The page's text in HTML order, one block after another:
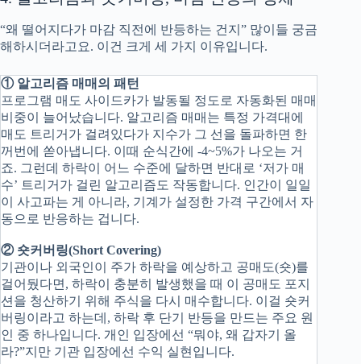
“왜 떨어지다가 마감 직전에 반등하는 건지” 많이들 궁금
해하시더라고요. 이건 크게 세 가지 이유입니다.
① 알고리즘 매매의 패턴
프로그램 매도 사이드카가 발동될 정도로 자동화된 매매
비중이 늘어났습니다. 알고리즘 매매는 특정 가격대에
매도 트리거가 걸려있다가 지수가 그 선을 돌파하면 한
꺼번에 쏟아냅니다. 이때 순식간에 -4~5%가 나오는 거
죠. 그런데 하락이 어느 수준에 달하면 반대로 ‘저가 매
수’ 트리거가 걸린 알고리즘도 작동합니다. 인간이 일일
이 사고파는 게 아니라, 기계가 설정한 가격 구간에서 자
동으로 반응하는 겁니다.
② 숏커버링(Short Covering)
기관이나 외국인이 주가 하락을 예상하고 공매도(숏)를
걸어뒀다면, 하락이 충분히 발생했을 때 이 공매도 포지
션을 청산하기 위해 주식을 다시 매수합니다. 이걸 숏커
버링이라고 하는데, 하락 후 단기 반등을 만드는 주요 원
인 중 하나입니다. 개인 입장에선 “뭐야, 왜 갑자기 올
라?”지만 기관 입장에선 수익 실현입니다.